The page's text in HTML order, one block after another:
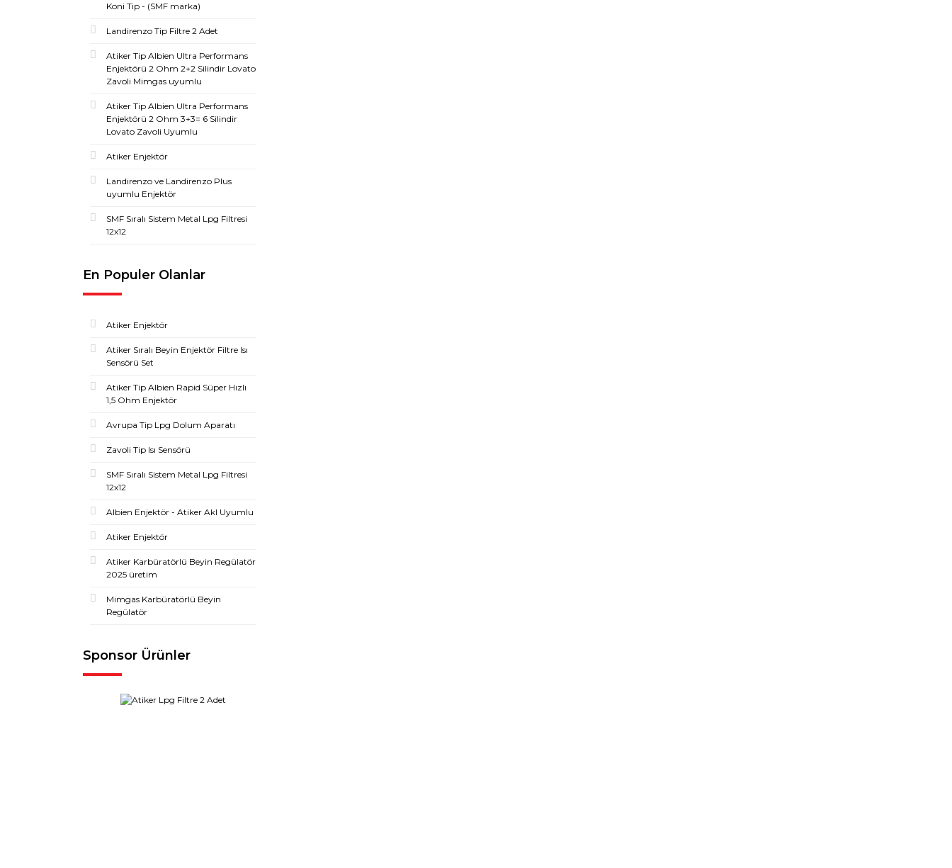
Koni Tip - (SMF marka)
Landirenzo Tip Filtre 2 Adet
Atiker Tip Albien Ultra Performans
Enjektörü 2 Ohm 2+2 Silindir Lovato
Zavoli Mimgas uyumlu
Atiker Tip Albien Ultra Performans
Enjektörü 2 Ohm 3+3= 6 Silindir
Lovato Zavoli Uyumlu
Atiker Enjektör
Landirenzo ve Landirenzo Plus
uyumlu Enjektör
SMF Sıralı Sistem Metal Lpg Filtresi
12x12
En Populer Olanlar
Atiker Enjektör
Atiker Sıralı Beyin Enjektör Filtre Isı
Sensörü Set
Atiker Tip Albien Rapid Süper Hızlı
1,5 Ohm Enjektör
Avrupa Tip Lpg Dolum Aparatı
Zavoli Tip Isı Sensörü
SMF Sıralı Sistem Metal Lpg Filtresi
12x12
Albien Enjektör - Atiker Akl Uyumlu
Atiker Enjektör
Atiker Karbüratörlü Beyin Regülatör
2025 üretim
Mimgas Karbüratörlü Beyin
Regülatör
Sponsor Ürünler